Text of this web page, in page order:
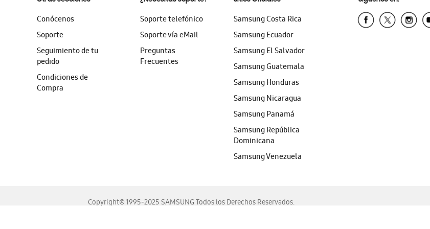
Conócenos
Soporte
Seguimiento de tu
pedido
Condiciones de
Compra
Soporte telefónico
Soporte vía eMail
Preguntas
Frecuentes
Samsung Costa Rica
Samsung Ecuador
Samsung El Salvador
Samsung Guatemala
Samsung Honduras
Samsung Nicaragua
Samsung Panamá
Samsung República
Dominicana
Samsung Venezuela
Copyright© 1995-2025 SAMSUNG Todos los Derechos Reservados.